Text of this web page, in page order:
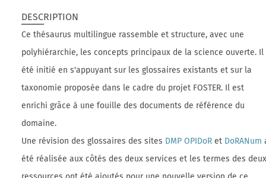
DESCRIPTION
Ce thésaurus multilingue rassemble et structure, avec une
polyhiérarchie, les concepts principaux de la science ouverte. Il
été initié en s'appuyant sur les glossaires existants et sur la
taxonomie proposée dans le cadre du projet FOSTER. Il est
enrichi grâce à une fouille des documents de référence du
domaine.
Une révision des glossaires des sites DMP OPIDoR et DoRANum
été réalisée aux côtés des deux services et les termes des